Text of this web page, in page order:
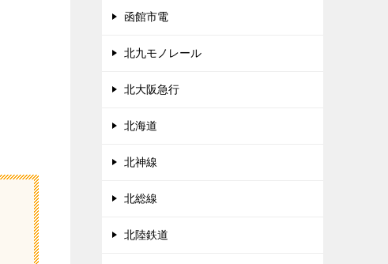
函館市電
北九モノレール
北大阪急行
北海道
北神線
北総線
北陸鉄道